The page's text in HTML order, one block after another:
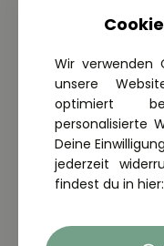
Jetzt
Wir informieren dich
Startplätze zum
Wir verwenden
unsere
optimiert
personalisierte
Deine
jederzeit
findest du in hier: